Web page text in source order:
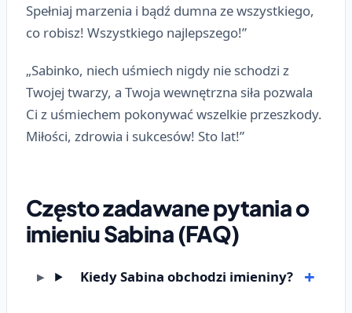
Spełniaj marzenia i bądź dumna ze wszystkiego,
co robisz! Wszystkiego najlepszego!”
„Sabinko, niech uśmiech nigdy nie schodzi z
Twojej twarzy, a Twoja wewnętrzna siła pozwala
Ci z uśmiechem pokonywać wszelkie przeszkody.
Miłości, zdrowia i sukcesów! Sto lat!”
Często zadawane pytania o
imieniu Sabina (FAQ)
Kiedy Sabina obchodzi imieniny?